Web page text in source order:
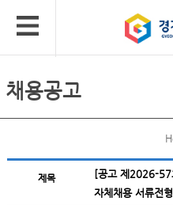
채용공고
제목
[공고 제2026-57
자체채용 서류전